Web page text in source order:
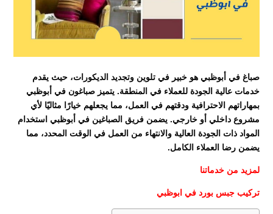
صباغ في أبوظبي هو خبير في تلوين وتجديد الديكورات، حيث يقدم
خدمات عالية الجودة للعملاء في المنطقة. يتميز صباغون في أبوظبي
بمهاراتهم الاحترافية ودقتهم في العمل، مما يجعلهم خيارًا مثاليًا لأي
مشروع داخلي أو خارجي. يضمن فريق الصباغين في أبوظبي استخدام
المواد ذات الجودة العالية والانتهاء من العمل في الوقت المحدد، مما
يضمن رضا العملاء الكامل.
لمزيد من خدماتنا
تركيب جبس بورد في ابوظبي